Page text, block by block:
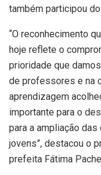
também participou
“O reconhecimento
hoje reflete o
prioridade que
de professores e na
aprendizagem
importante para o
para a ampliação
jovens”, destacou o
prefeita Fátima